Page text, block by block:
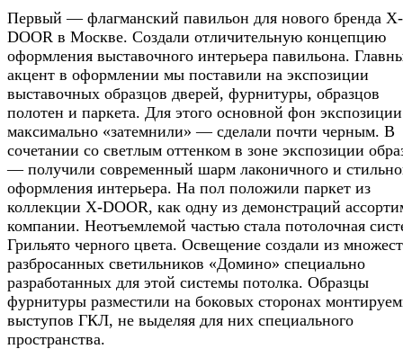
Первый — флагманский павильон для нового бренда X-
DOOR в Москве. Создали отличительную концепцию
оформления выставочного интерьера павильона.
акцент в оформлении мы поставили на экспозиции
выставочных образцов дверей, фурнитуры, образцов
полотен и паркета. Для этого основной фон экспозиции
максимально «затемнили» — сделали почти черным. В
сочетании со светлым оттенком в зоне экспозиции
— получили современный шарм лаконичного и
оформления интерьера. На пол положили паркет из
коллекции X-DOOR, как одну из демонстраций
компании. Неотъемлемой частью стала потолочная
Грильято черного цвета. Освещение создали из
разбросанных светильников «Домино» специально
разработанных для этой системы потолка. Образцы
фурнитуры разместили на боковых сторонах
выступов ГКЛ, не выделяя для них специального
пространства.